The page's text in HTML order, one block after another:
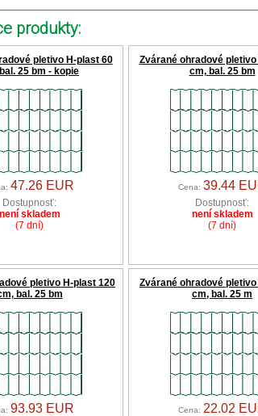
produkty:
pletivo H-plast 60
25 bm - kopie
47.26 EUR
Dostupnosť:
není skladem
(7 dní)
Zvárané ohradové
cm, bal. 25 bm
Cena: 39.44
Dostupnosť:
není skladem
(7 dní)
pletivo H-plast 120
bal. 25 bm
93.93 EUR
Zvárané ohradové
cm, bal. 25 m
Cena: 22.02